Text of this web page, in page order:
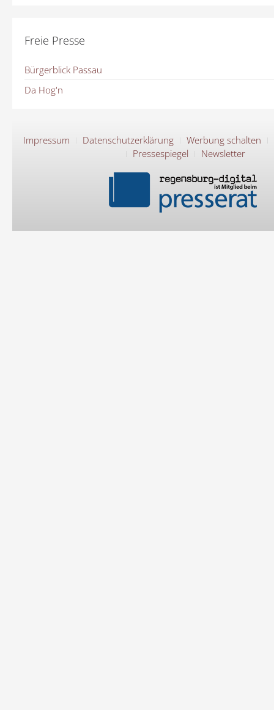
Freie Presse
Bürgerblick Passau
Da Hog'n
Impressum Datenschutzerklärung
Werbung schalten
Pressespiegel
Newsletter